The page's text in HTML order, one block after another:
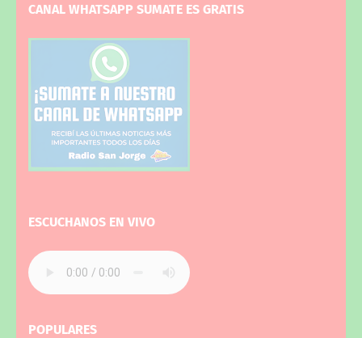
CANAL WHATSAPP SUMATE ES GRATIS
ESCUCHANOS EN VIVO
POPULARES